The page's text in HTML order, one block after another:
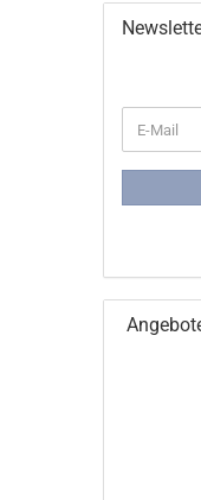
ZUR
E-
Mail